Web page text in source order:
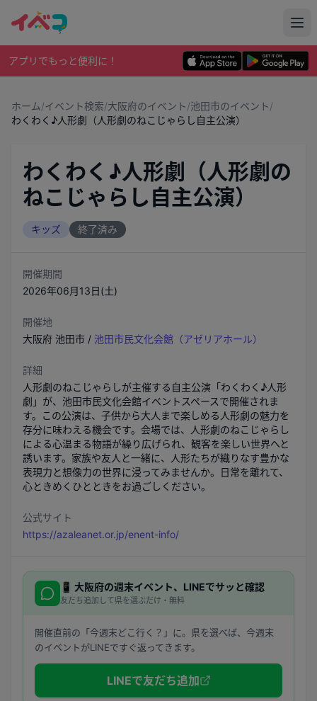
アプリでもっと便利に！
ホーム/イベント検索/大阪府のイベント/池田市のイベント/
わくわく♪人形劇（人形劇のねこじゃらし自主公演）
わくわく♪人形劇（人形劇の
ねこじゃらし自主公演）
キッズ 終了済み
開催期間
2026年06月13日(土)
開催地
大阪府 池田市 / 池田市民文化会館（アゼリアホール）
詳細
人形劇のねこじゃらしが主催する自主公演「わくわく♪人形
劇」が、池田市民文化会館イベントスペースで開催されま
す。この公演は、子供から大人まで楽しめる人形劇の魅力を
存分に味わえる機会です。会場では、人形劇のねこじゃらし
による心温まる物語が繰り広げられ、観客を楽しい世界へと
誘います。家族や友人と一緒に、人形たちが織りなす豊かな
表現力と想像力の世界に浸ってみませんか。日常を離れて、
心ときめくひとときをお過ごしください。
公式サイト
https://azaleanet.or.jp/enent-info/
📱 大阪府の週末イベント、LINEでサッと確認
友だち追加して県を選ぶだけ・無料
開催直前の「今週末どこ行く？」に。県を選べば、今週末
のイベントがLINEですぐ返ってきます。
LINEで友だち追加